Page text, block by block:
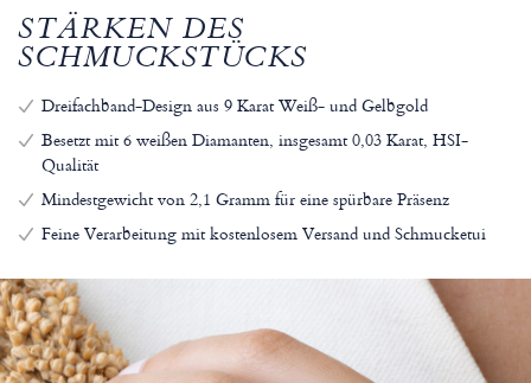
STÄRKEN DES
SCHMUCKSTÜCKS
Dreifachband-Design aus 9 Karat Weiß- und Gelbgold
Besetzt mit 6 weißen Diamanten, insgesamt 0,03 Karat, HSI-
Qualität
Mindestgewicht von 2,1 Gramm für eine spürbare Präsenz
Feine Verarbeitung mit kostenlosem Versand und Schmucketui